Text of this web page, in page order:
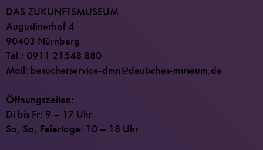
DAS ZUKUNFTSMUSEUM
Augustinerhof 4
90403 Nürnberg
Tel.: 0911 21548 880
Mail: besucherservice-dmn@deutsches-museum.de
Öffnungszeiten:
Di bis Fr: 9 – 17 Uhr
Sa, So, Feiertage: 10 – 18 Uhr